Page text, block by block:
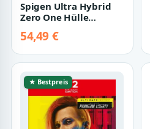
Spigen Ultra Hybrid
Zero One Hülle
Samsung Galaxy S24
54,49 €
★ Bestpreis